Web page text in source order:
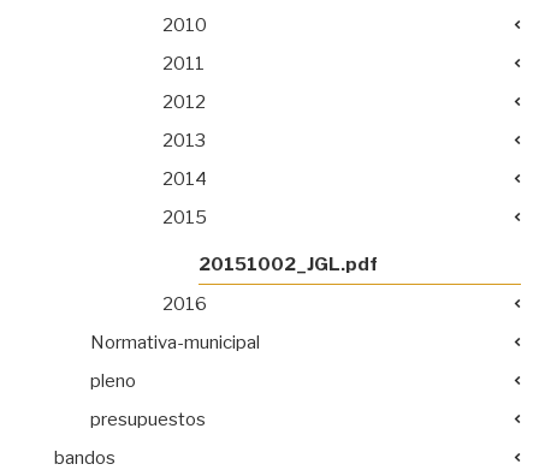
2010
2011
2012
2013
2014
2015
20151002_JGL.pdf
2016
Normativa-municipal
pleno
presupuestos
bandos